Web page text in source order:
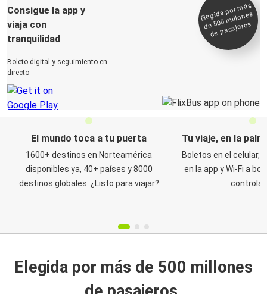
Consigue la app y
viaja con
tranquilidad
Boleto digital y seguimiento en
directo
Elegida por
más
de 500
millones
de pasajeros
El mundo toca a tu puerta
1600+ destinos en Norteamérica
disponibles ya, 40+ países y 8000
destinos globales. ¿Listo para viajar?
Tu viaje, en la
Boletos en el celular,
en la app y Wi-Fi a
Elegida por más de 500 millones